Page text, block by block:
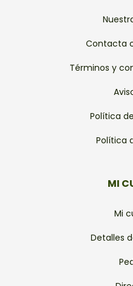
Contacta
Términos y
Política
Política
MI
Mi
Detalles